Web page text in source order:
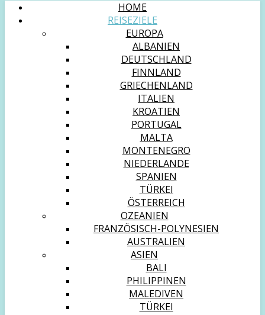
HOME
REISEZIELE
EUROPA
ALBANIEN
DEUTSCHLAND
FINNLAND
GRIECHENLAND
ITALIEN
KROATIEN
PORTUGAL
MALTA
MONTENEGRO
NIEDERLANDE
SPANIEN
TÜRKEI
ÖSTERREICH
OZEANIEN
FRANZÖSISCH-POLYNESIEN
AUSTRALIEN
ASIEN
BALI
PHILIPPINEN
MALEDIVEN
TÜRKEI